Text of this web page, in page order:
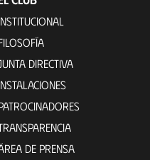
DIRECTIVA
DE PRENSA